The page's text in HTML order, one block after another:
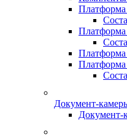
Платформа
Документ-
Документ-